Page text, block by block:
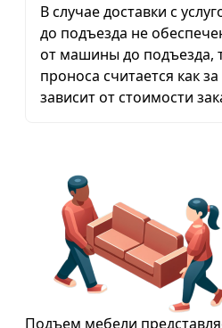
В случае доставки с
до подъезда не
от машины до подъезда,
проноса считается как
зависит от стоимости
Подъем мебели